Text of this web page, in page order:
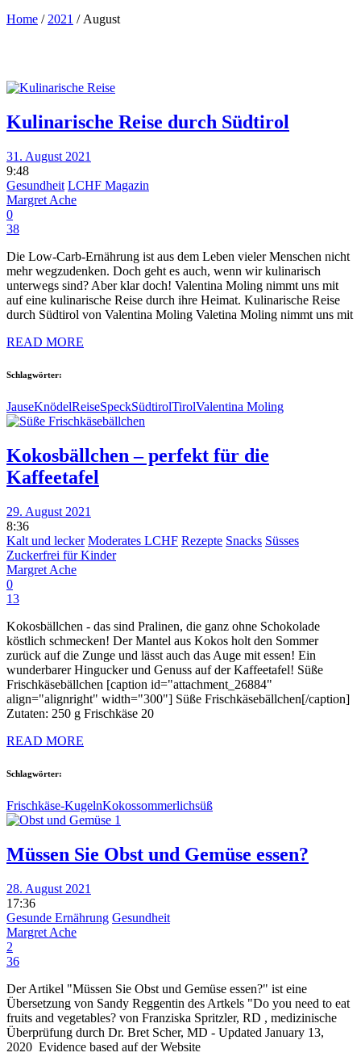
Home / 2021 / August
Kulinarische Reise durch Südtirol
31. August 2021
9:48
Gesundheit LCHF Magazin
Margret Ache
0
38
Die Low-Carb-Ernährung ist aus dem Leben vieler Menschen nicht
mehr wegzudenken. Doch geht es auch, wenn wir kulinarisch
unterwegs sind? Aber klar doch! Valentina Moling nimmt uns mit
auf eine kulinarische Reise durch ihre Heimat. Kulinarische Reise
durch Südtirol von Valentina Moling Valetina Moling nimmt uns mit
READ MORE
Schlagwörter:
JauseKnödelReiseSpeckSüdtirolTirolValentina Moling
Kokosbällchen – perfekt für die
Kaffeetafel
29. August 2021
8:36
Kalt und lecker Moderates LCHF Rezepte Snacks Süsses
Zuckerfrei für Kinder
Margret Ache
0
13
Kokosbällchen - das sind Pralinen, die ganz ohne Schokolade
köstlich schmecken! Der Mantel aus Kokos holt den Sommer
zurück auf die Zunge und lässt auch das Auge mit essen! Ein
wunderbarer Hingucker und Genuss auf der Kaffeetafel! Süße
Frischkäsebällchen [caption id="attachment_26884"
align="alignright" width="300"] Süße Frischkäsebällchen[/caption]
Zutaten: 250 g Frischkäse 20
READ MORE
Schlagwörter:
Frischkäse-KugelnKokossommerlichsüß
Müssen Sie Obst und Gemüse essen?
28. August 2021
17:36
Gesunde Ernährung Gesundheit
Margret Ache
2
36
Der Artikel "Müssen Sie Obst und Gemüse essen?" ist eine
Übersetzung von Sandy Reggentin des Artkels "Do you need to eat
fruits and vegetables? von Franziska Spritzler, RD , medizinische
Überprüfung durch Dr. Bret Scher, MD - Updated January 13,
2020 Evidence based auf der Website